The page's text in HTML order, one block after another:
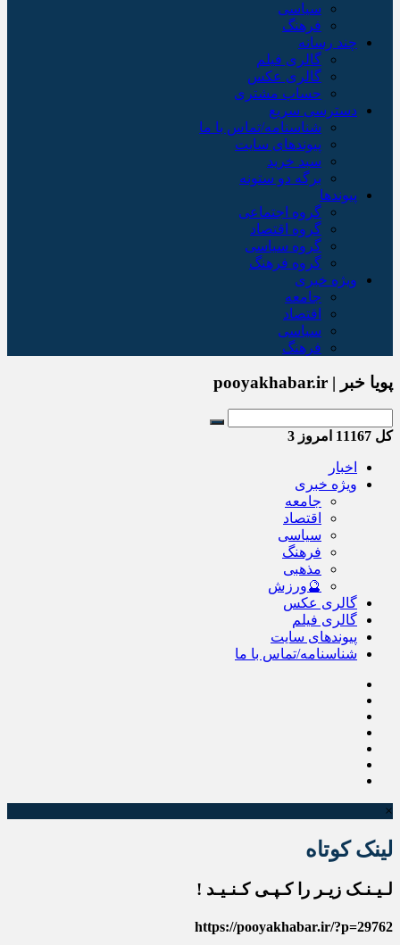
سیاسی
فرهنگ
چند رسانه
گالری فیلم
گالری عکس
حساب مشتری
دسترسی سریع
شناسنامه/تماس با ما
پیوندهای سایت
سبد خريد
برگه دو ستونه
پیوندها
گروه اجتماعی
گروه اقتصاد
گروه سیاسی
گروه فرهنگ
ویژه خبری
جامعه
اقتصاد
سیاسی
فرهنگ
پویا خبر | pooyakhabar.ir
کل امروز 3
اخبار
ویژه خبری
جامعه
اقتصاد
سیاسی
فرهنگ
مذهبی
🔮ورزش
گالری عکس
گالری فیلم
پیوندهای سایت
شناسنامه/تماس با ما
×
لینک کوتاه
لـیـنـک زیـر را کـپـی کـنـیـد !
https://pooyakhabar.ir/?p=29762